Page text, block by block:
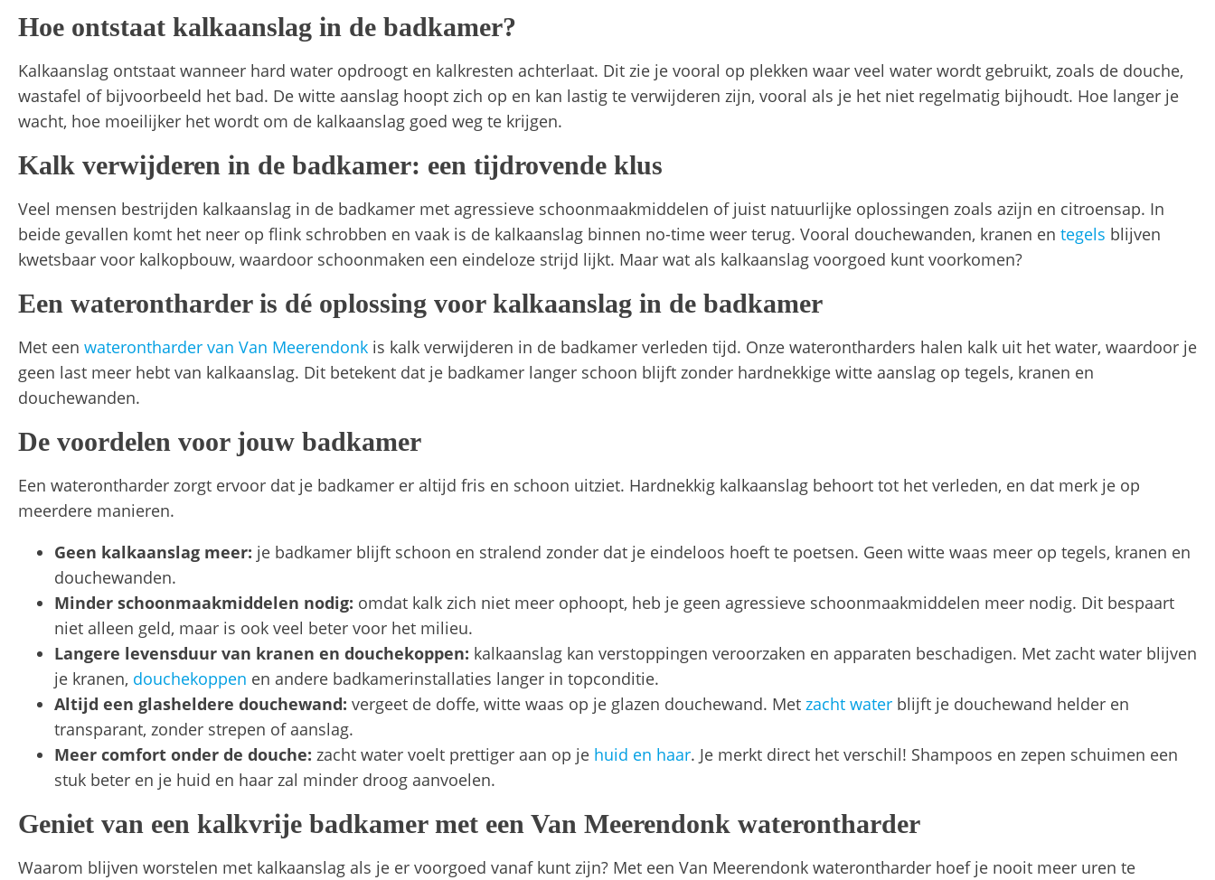
Hoe ontstaat kalkaanslag in de badkamer?
Kalkaanslag ontstaat wanneer hard water opdroogt en kalkresten achterlaat. Dit zie je vooral op plekken waar veel water wordt gebruikt, zoals de douche,
wastafel of bijvoorbeeld het bad. De witte aanslag hoopt zich op en kan lastig te verwijderen zijn, vooral als je het niet regelmatig bijhoudt. Hoe langer je
wacht, hoe moeilijker het wordt om de kalkaanslag goed weg te krijgen.
Kalk verwijderen in de badkamer: een tijdrovende klus
Veel mensen bestrijden kalkaanslag in de badkamer met agressieve schoonmaakmiddelen of juist natuurlijke oplossingen zoals azijn en citroensap. In
beide gevallen komt het neer op flink schrobben en vaak is de kalkaanslag binnen no-time weer terug. Vooral douchewanden, kranen en tegels blijven
kwetsbaar voor kalkopbouw, waardoor schoonmaken een eindeloze strijd lijkt. Maar wat als kalkaanslag voorgoed kunt voorkomen?
Een waterontharder is dé oplossing voor kalkaanslag in de badkamer
Met een waterontharder van Van Meerendonk is kalk verwijderen in de badkamer verleden tijd. Onze waterontharders halen kalk uit het water, waardoor je
geen last meer hebt van kalkaanslag. Dit betekent dat je badkamer langer schoon blijft zonder hardnekkige witte aanslag op tegels, kranen en
douchewanden.
De voordelen voor jouw badkamer
Een waterontharder zorgt ervoor dat je badkamer er altijd fris en schoon uitziet. Hardnekkig kalkaanslag behoort tot het verleden, en dat merk je op
meerdere manieren.
Geen kalkaanslag meer: je badkamer blijft schoon en stralend zonder dat je eindeloos hoeft te poetsen. Geen witte waas meer op tegels, kranen en
douchewanden.
Minder schoonmaakmiddelen nodig: omdat kalk zich niet meer ophoopt, heb je geen agressieve schoonmaakmiddelen meer nodig. Dit bespaart
niet alleen geld, maar is ook veel beter voor het milieu.
Langere levensduur van kranen en douchekoppen: kalkaanslag kan verstoppingen veroorzaken en apparaten beschadigen. Met zacht water blijven
je kranen, douchekoppen en andere badkamerinstallaties langer in topconditie.
Altijd een glasheldere douchewand: vergeet de doffe, witte waas op je glazen douchewand. Met zacht water blijft je douchewand helder en
transparant, zonder strepen of aanslag.
Meer comfort onder de douche: zacht water voelt prettiger aan op je huid en haar. Je merkt direct het verschil! Shampoos en zepen schuimen een
stuk beter en je huid en haar zal minder droog aanvoelen.
Geniet van een kalkvrije badkamer met een Van Meerendonk waterontharder
Waarom blijven worstelen met kalkaanslag als je er voorgoed vanaf kunt zijn? Met een Van Meerendonk waterontharder hoef je nooit meer uren te